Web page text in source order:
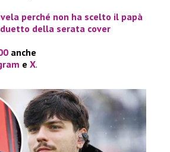
perché non ha scelto il papà
duetto della serata cover
anche
e X.